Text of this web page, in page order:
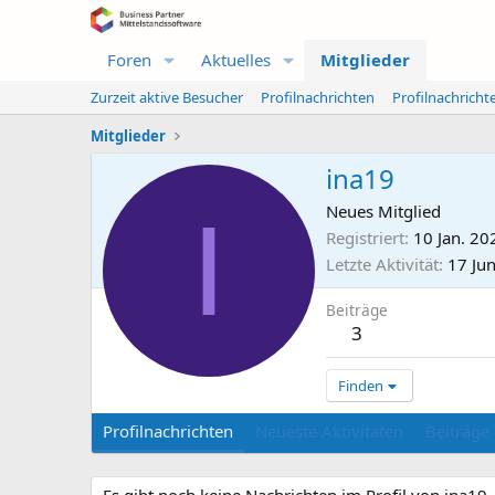
Foren Aktuelles Mitglieder
Zurzeit aktive Besucher Profilnachrichten
Mitglieder
I
ina19
Neues Mitglied
Registriert 10 Jan.
Letzte Aktivität 17
Beiträge
3
Finden
Profilnachrichten Neueste Aktivitäten Beiträge